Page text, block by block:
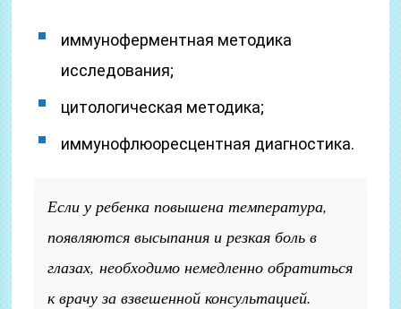
иммуноферментная методика
исследования;
цитологическая методика;
иммунофлюоресцентная диагностика.
Если у ребенка повышена температура,
появляются высыпания и резкая боль в
глазах, необходимо немедленно обратиться
к врачу за взвешенной консультацией.